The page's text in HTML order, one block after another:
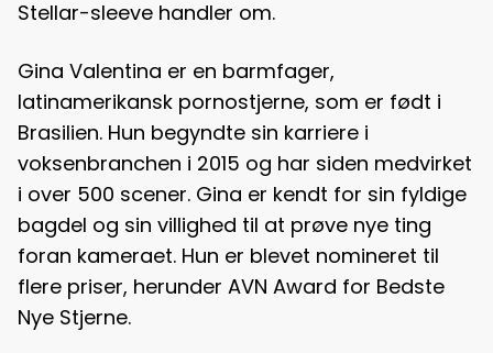
Stellar-sleeve handler om.
Gina Valentina er en barmfager,
latinamerikansk pornostjerne, som er født i
Brasilien. Hun begyndte sin karriere i
voksenbranchen i 2015 og har siden medvirket
i over 500 scener. Gina er kendt for sin fyldige
bagdel og sin villighed til at prøve nye ting
foran kameraet. Hun er blevet nomineret til
flere priser, herunder AVN Award for Bedste
Nye Stjerne.